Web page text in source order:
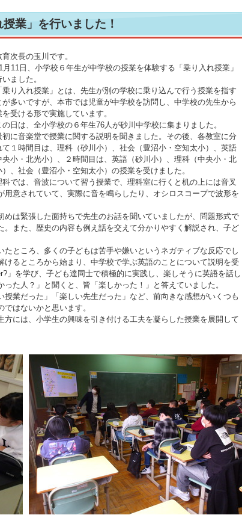
業」を行いました！
次長の玉川です。
11日、小学校６年生が中学校の授業を体験する「乗り入れ授業」
ました。
り入れ授業」とは、先生が別の学校に乗り込んで行う授業を指す
が多いですが、本市では児童が中学校を訪問し、中学校の先生から
を受ける形で実施しています。
日は、全小学校の６年生76人が砂川中学校に集まりました。
に音楽堂で授業に関する説明を聞きました。その後、各教室に分
て１時間目は、理科（砂川小）、社会（豊沼小・空知太小）、英語
央小・北光小）、２時間目は、英語（砂川小）、理科（中央小・北
）、社会（豊沼小・空知太小）の授業を受けました。
では、音波について習う授業で、理科室に行くと机の上には音叉
意されていて、実際に音を鳴らしたり、オシロスコープで波形を
は緊張した面持ちで先生のお話を聞いていましたが、問題形式で
また、歴史の内容も例え話を交えて分かりやすく解説され、子ど
ところ、多くの子どもは苦手や嫌いというネガティブな反応でし
るところから始まり、中学校で学ぶ英語のことについて説明を受
」を学び、子ども達同士で積極的に実践し、楽しそうに英語を話し
た人？」と聞くと、皆「楽しかった！」と答えていました。
業だった」「楽しい先生だった」など、前向きな感想がいくつも
はないかと思います。
には、小学生の興味を引き付ける工夫を凝らした授業を展開して